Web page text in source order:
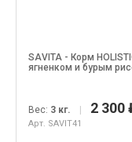
SAVITA - Корм
ягненком и бурым
Вес: 3 кг. | 2 300
Арт. SAVIT41